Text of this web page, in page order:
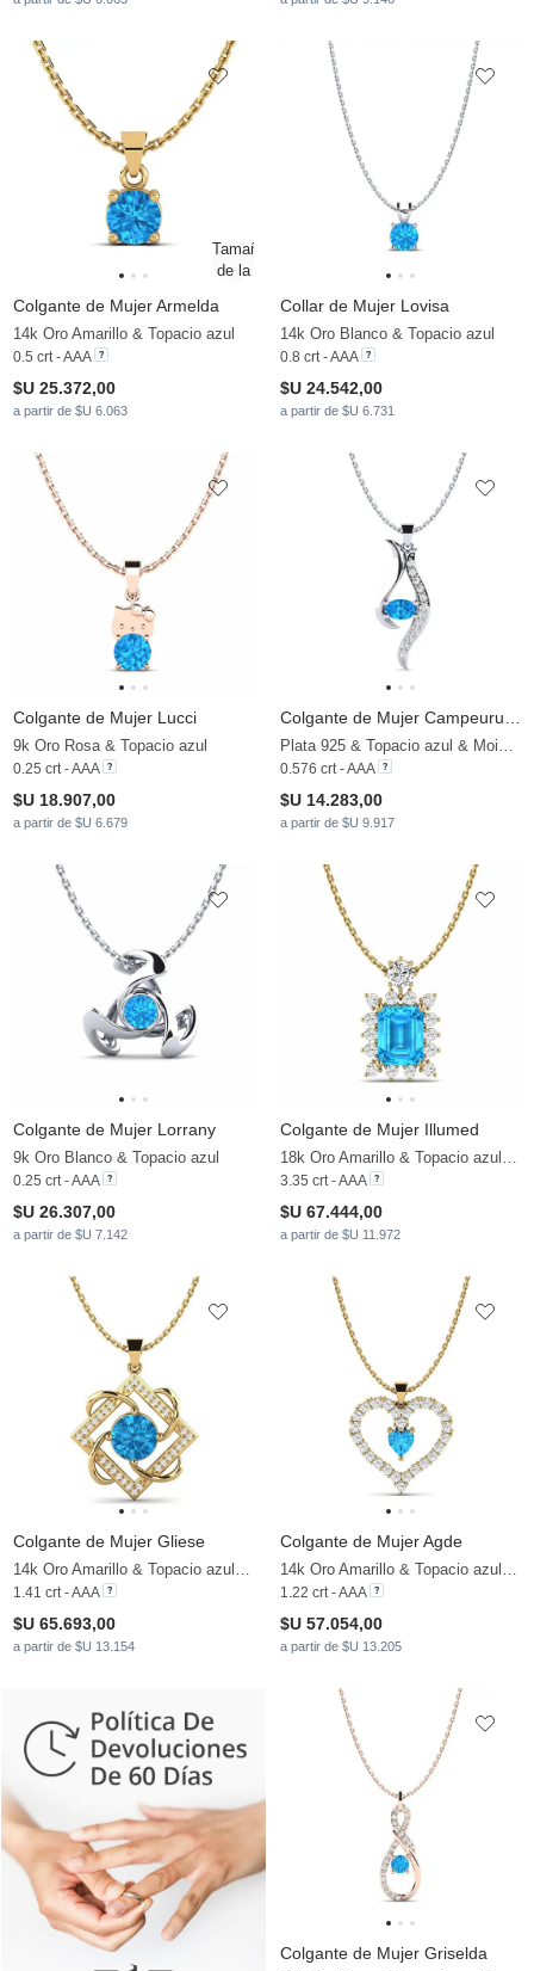
Colgante de Mujer Armelda
14k Oro Amarillo & Topacio azul
0.5 crt - AAA
$U 25.372,00
a partir de $U 6.063
Collar de Mujer Lovisa
14k Oro Blanco & Topacio azul
0.8 crt - AAA
$U 24.542,00
a partir de $U 6.731
Colgante de Mujer Lucci
9k Oro Rosa & Topacio azul
0.25 crt - AAA
$U 18.907,00
a partir de $U 6.679
Plata 925 & Topacio azul & Moissanita
0.576 crt - AAA
$U 14.283,00
a partir de $U 9.917
Colgante de Mujer Lorrany
9k Oro Blanco & Topacio azul
0.25 crt - AAA
$U 26.307,00
a partir de $U 7.142
Colgante de Mujer Illumed
18k Oro Amarillo & Topacio azul & Moissanita
3.35 crt - AAA
$U 67.444,00
a partir de $U 11.972
Colgante de Mujer Gliese
14k Oro Amarillo & Topacio azul & Moissanita
1.41 crt - AAA
$U 65.693,00
a partir de $U 13.154
Colgante de Mujer Agde
14k Oro Amarillo & Topacio azul & Moissanita
1.22 crt - AAA
$U 57.054,00
a partir de $U 13.205
Colgante de Mujer Griselda